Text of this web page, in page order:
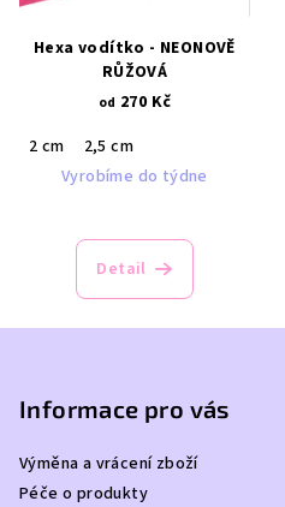
Hexa vodítko - NEONOVĚ
RŮŽOVÁ
od 270 Kč
2 cm
2,5 cm
Vyrobíme do týdne
Detail
Informace pro vás
Výměna a vrácení zboží
Péče o produkty